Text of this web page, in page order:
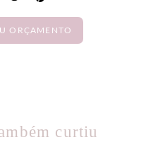
ORÇAMENTO
curtiu